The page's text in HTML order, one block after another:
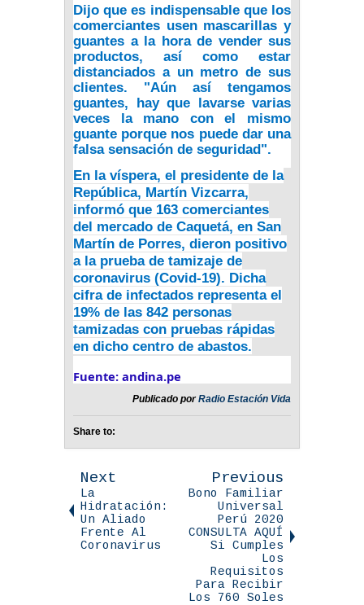
Dijo que es indispensable que los
comerciantes usen mascarillas y
guantes a la hora de vender sus
productos, así como estar
distanciados a un metro de sus
clientes. "Aún así tengamos
guantes, hay que lavarse varias
veces la mano con el mismo
guante porque nos puede dar una
falsa sensación de seguridad".
En la víspera, el presidente de la
República, Martín Vizcarra,
informó que 163 comerciantes
del mercado de Caquetá, en San
Martín de Porres, dieron positivo
a la prueba de tamizaje de
coronavirus (Covid-19). Dicha
cifra de infectados representa el
19% de las 842 personas
tamizadas con pruebas rápidas
en dicho centro de abastos.
Fuente: andina.pe
Publicado porRadio Estación Vida
Share to:
Next
La
Hidratación:
Un Aliado
Frente Al
Coronavirus
Previous
Bono Familiar
Universal
Perú 2020
CONSULTA AQUÍ
Si Cumples
Los
Requisitos
Para Recibir
Los 760 Soles